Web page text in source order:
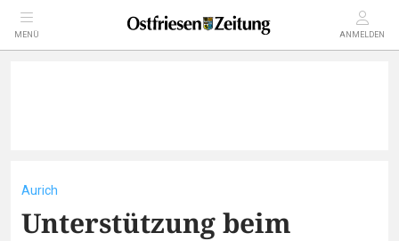
MENÜ ANMELDEN
Aurich
Unterstützung beim